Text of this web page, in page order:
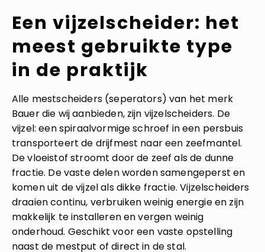
Een vijzelscheider: het
meest gebruikte type
in de praktijk
Alle mestscheiders (seperators) van het merk
Bauer die wij aanbieden, zijn vijzelscheiders. De
vijzel: een spiraalvormige schroef in een persbuis
transporteert de drijfmest naar een zeefmantel.
De vloeistof stroomt door de zeef als de dunne
fractie. De vaste delen worden samengeperst en
komen uit de vijzel als dikke fractie. Vijzelscheiders
draaien continu, verbruiken weinig energie en zijn
makkelijk te installeren en vergen weinig
onderhoud. Geschikt voor een vaste opstelling
naast de mestput of direct in de stal.